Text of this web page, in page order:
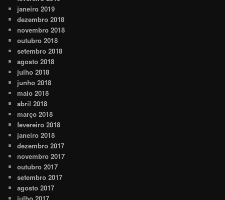
janeiro 2019
dezembro 2018
novembro 2018
outubro 2018
setembro 2018
agosto 2018
julho 2018
junho 2018
maio 2018
abril 2018
março 2018
fevereiro 2018
janeiro 2018
dezembro 2017
novembro 2017
outubro 2017
setembro 2017
agosto 2017